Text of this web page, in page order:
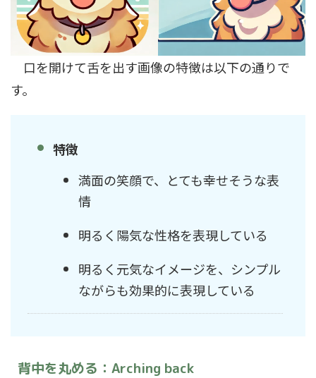
口を開けて舌を出す画像の特徴は以下の通りで
す。
特徴
満面の笑顔で、とても幸せそうな表
情
明るく陽気な性格を表現している
明るく元気なイメージを、シンプル
ながらも効果的に表現している
背中を丸める：Arching back